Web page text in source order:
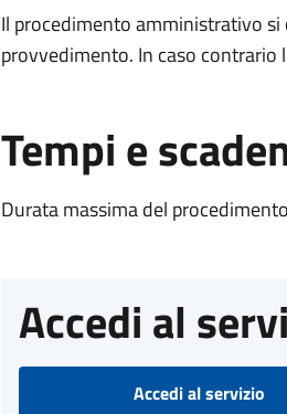
Il procedimento amministrativo si
provvedimento. In caso contrario
Tempi e
Durata massima del
Accedi al
Accedi al servizio